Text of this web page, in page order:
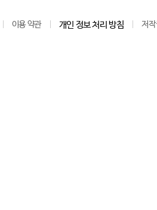
이용 약관 개인 정보 처리 방침 저